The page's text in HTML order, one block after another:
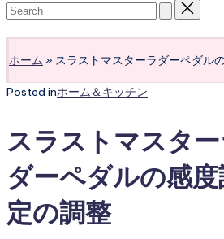
ホーム » スラストマスターラダーペダル
Posted inホーム＆キッチン
スラストマスター
ダーペダルの感
定の調整